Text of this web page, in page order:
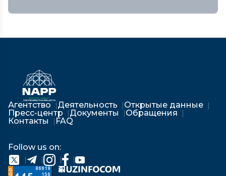
Агентство Деятельность
Открытые данные
Пресс-центр
Документы
Обращения
Контакты
FAQ
Follow us on: